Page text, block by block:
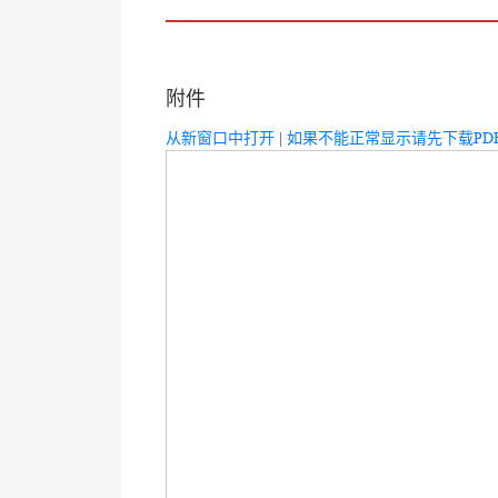
附件
从新窗口中打开 | 如果不能正常显示请先下载